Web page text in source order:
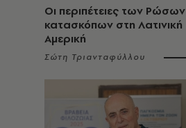
Οι περιπέτειες των Ρώσων
κατασκόπων στη Λατινική
Αμερική
Σώτη Τριανταφύλλου